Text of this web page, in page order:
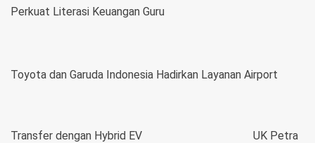
Perkuat Literasi Keuangan Guru
Toyota dan Garuda Indonesia Hadirkan Layanan Airport
Transfer dengan Hybrid EV UK Petra